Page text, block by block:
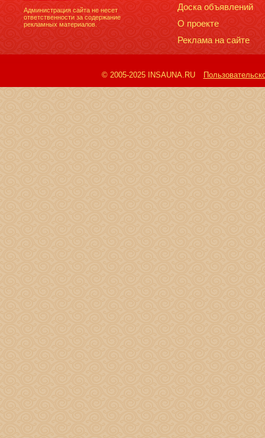
Администрация сайта не несет
ответственности за содержание
рекламных материалов.
Доска объявлений
О проекте
Реклама на сайте
© 2005-2025 INSAUNA.RU